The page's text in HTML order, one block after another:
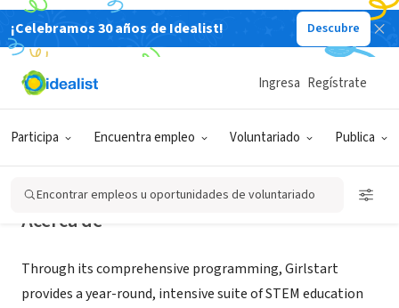
¡Celebramos 30 años de Idealist! Descubre
Participa Encuentra empleo Voluntariado Publica
Ingresa Regístrate
Encontrar empleos u oportunidades de voluntariado
ORGANIZACIÓN SIN FIN DE LUCRO
Girlstart
Acerca de
Through its comprehensive programming, Girlstart
provides a year-round, intensive suite of STEM education